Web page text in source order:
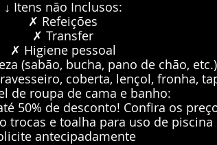
↓ Itens não Inclusos:
✗ Refeições
✗ Transfer
✗ Higiene pessoal
(sabão, bucha, pano de chão, etc.)
coberta, lençol, fronha,
de roupa de cama e banho:
50% de desconto! Confira os
trocas e toalha para uso de piscina
antecipadamente